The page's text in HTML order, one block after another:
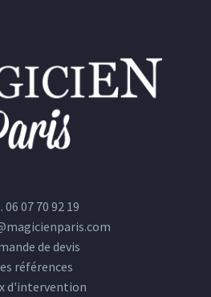
06 07 70 92 19
de devis
références
d'intervention